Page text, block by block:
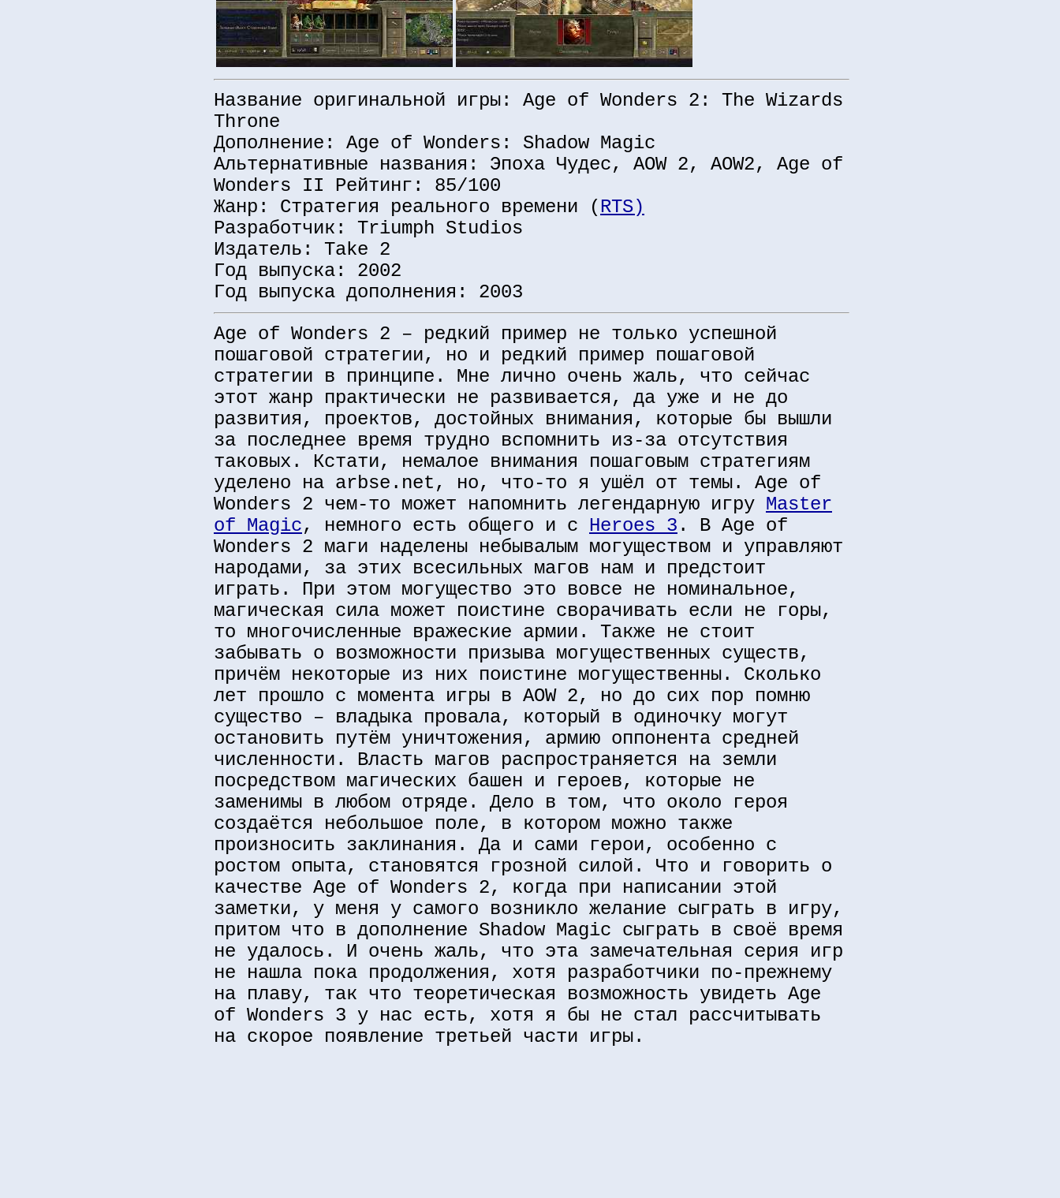
Название оригинальной игры: Age of Wonders 2: The Wizards
Throne
Дополнение: Age of Wonders: Shadow Magic
Альтернативные названия: Эпоха Чудес, AOW 2, AOW2, Age of
Wonders II Рейтинг: 85/100
Жанр: Стратегия реального времени ( RTS)
Разработчик: Triumph Studios
Издатель: Take 2
Год выпуска: 2002
Год выпуска дополнения: 2003
Age of Wonders 2 – редкий пример не только успешной
пошаговой стратегии, но и редкий пример пошаговой
стратегии в принципе. Мне лично очень жаль, что сейчас
этот жанр практически не развивается, да уже и не до
развития, проектов, достойных внимания, которые бы вышли
за последнее время трудно вспомнить из-за отсутствия
таковых. Кстати, немалое внимания пошаговым стратегиям
уделено на arbse.net, но, что-то я ушёл от темы. Age of
Wonders 2 чем-то может напомнить легендарную игру Master
of Magic, немного есть общего и с Heroes 3 . В Age of
Wonders 2 маги наделены небывалым могуществом и управляют
народами, за этих всесильных магов нам и предстоит
играть. При этом могущество это вовсе не номинальное,
магическая сила может поистине сворачивать если не горы,
то многочисленные вражеские армии. Также не стоит
забывать о возможности призыва могущественных существ,
причём некоторые из них поистине могущественны. Сколько
лет прошло с момента игры в AOW 2, но до сих пор помню
существо – владыка провала, который в одиночку могут
остановить путём уничтожения, армию оппонента средней
численности. Власть магов распространяется на земли
посредством магических башен и героев, которые не
заменимы в любом отряде. Дело в том, что около героя
создаётся небольшое поле, в котором можно также
произносить заклинания. Да и сами герои, особенно с
ростом опыта, становятся грозной силой. Что и говорить о
качестве Age of Wonders 2, когда при написании этой
заметки, у меня у самого возникло желание сыграть в игру,
притом что в дополнение Shadow Magic сыграть в своё время
не удалось. И очень жаль, что эта замечательная серия игр
не нашла пока продолжения, хотя разработчики по-прежнему
на плаву, так что теоретическая возможность увидеть Age
of Wonders 3 у нас есть, хотя я бы не стал рассчитывать
на скорое появление третьей части игры.